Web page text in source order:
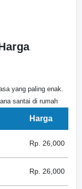
yang paling enak.
santai di rumah
Harga
Rp. 26,000
Rp. 26,000